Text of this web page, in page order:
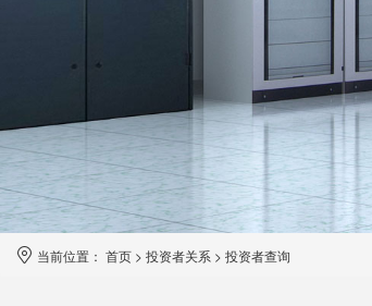
当前位置： 首页 > 投资者关系 > 投资者查询